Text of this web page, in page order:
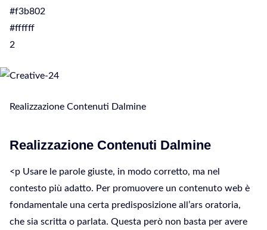
#f3b802
#ffffff
2
Realizzazione Contenuti Dalmine
Realizzazione Contenuti Dalmine
<p Usare le parole giuste, in modo corretto, ma nel
contesto più adatto. Per promuovere un contenuto web è
fondamentale una certa predisposizione all’ars oratoria,
che sia scritta o parlata. Questa però non basta per avere